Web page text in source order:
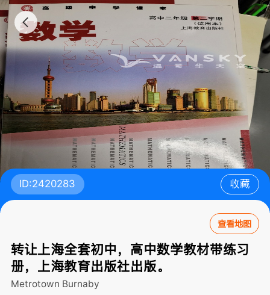
ID:2420283 收藏
查看地图
转让上海全套初中，高中数学教材带练习
册，上海教育出版社出版。
Metrotown Burnaby